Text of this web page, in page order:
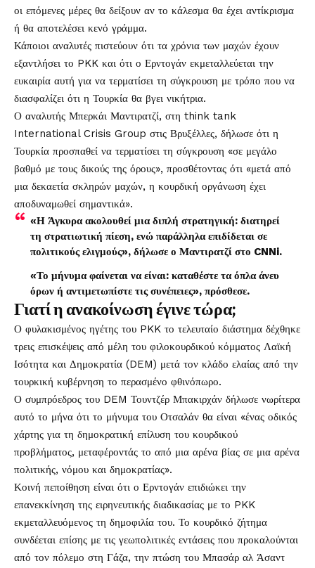
οι επόμενες μέρες θα δείξουν αν το κάλεσμα θα έχει αντίκρισμα
ή θα αποτελέσει κενό γράμμα.
Κάποιοι αναλυτές πιστεύουν ότι τα χρόνια των μαχών έχουν
εξαντλήσει το PKK και ότι ο Ερντογάν εκμεταλλεύεται την
ευκαιρία αυτή για να τερματίσει τη σύγκρουση με τρόπο που να
διασφαλίζει ότι η Τουρκία θα βγει νικήτρια.
Ο αναλυτής Μπερκάι Μαντιρατζί, στη think tank
International Crisis Group στις Βρυξέλλες, δήλωσε ότι η
Τουρκία προσπαθεί να τερματίσει τη σύγκρουση «σε μεγάλο
βαθμό με τους δικούς της όρους», προσθέτοντας ότι «μετά από
μια δεκαετία σκληρών μαχών, η κουρδική οργάνωση έχει
αποδυναμωθεί σημαντικά».
«Η Άγκυρα ακολουθεί μια διπλή στρατηγική: διατηρεί
τη στρατιωτική πίεση, ενώ παράλληλα επιδίδεται σε
πολιτικούς ελιγμούς», δήλωσε ο Μαντιρατζί στο CNNi.
«Το μήνυμα φαίνεται να είναι: καταθέστε τα όπλα άνευ
όρων ή αντιμετωπίστε τις συνέπειες», πρόσθεσε.
Γιατί η ανακοίνωση έγινε τώρα;
Ο φυλακισμένος ηγέτης του PKK το τελευταίο διάστημα δέχθηκε
τρεις επισκέψεις από μέλη του φιλοκουρδικού κόμματος Λαϊκή
Ισότητα και Δημοκρατία (DEM) μετά τον κλάδο ελαίας από την
τουρκική κυβέρνηση το περασμένο φθινόπωρο.
Ο συμπρόεδρος του DEM Τουντζέρ Μπακιρχάν δήλωσε νωρίτερα
αυτό το μήνα ότι το μήνυμα του Οτσαλάν θα είναι «ένας οδικός
χάρτης για τη δημοκρατική επίλυση του κουρδικού
προβλήματος, μεταφέροντάς το από μια αρένα βίας σε μια αρένα
πολιτικής, νόμου και δημοκρατίας».
Κοινή πεποίθηση είναι ότι ο Ερντογάν επιδιώκει την
επανεκκίνηση της ειρηνευτικής διαδικασίας με το PKK
εκμεταλλευόμενος τη δημοφιλία του. Το κουρδικό ζήτημα
συνδέεται επίσης με τις γεωπολιτικές εντάσεις που προκαλούνται
από τον πόλεμο στη Γάζα, την πτώση του Μπασάρ αλ Άσαντ